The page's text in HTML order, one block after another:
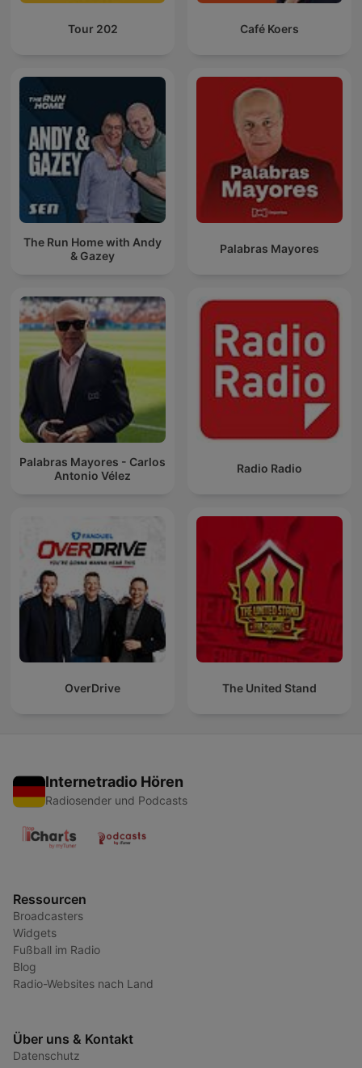
Tour 202 Café Koers
The Run Home with Andy
& Gazey
Palabras Mayores
Palabras Mayores - Carlos
Antonio Vélez
Radio Radio
OverDrive The United Stand
Internetradio Hören
Radiosender und Podcasts
Ressourcen
Broadcasters
Widgets
Fußball im Radio
Blog
Radio-Websites nach Land
Über uns & Kontakt
Datenschutz